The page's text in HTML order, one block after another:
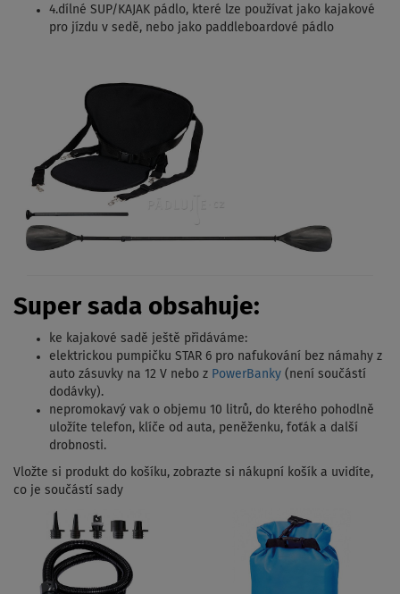
4.dílné SUP/KAJAK pádlo, které lze používat jako kajakové
pro jízdu v sedě, nebo jako paddleboardové pádlo
Super sada obsahuje:
ke kajakové sadě ještě přidáváme:
elektrickou pumpičku STAR 6 pro nafukování bez námahy z
auto zásuvky na 12 V nebo z PowerBanky (není součástí
dodávky).
nepromokavý vak o objemu 10 litrů, do kterého pohodlně
uložíte telefon, klíče od auta, peněženku, foťák a další
drobnosti.
Vložte si produkt do košíku, zobrazte si nákupní košík a uvidíte,
co je součástí sady